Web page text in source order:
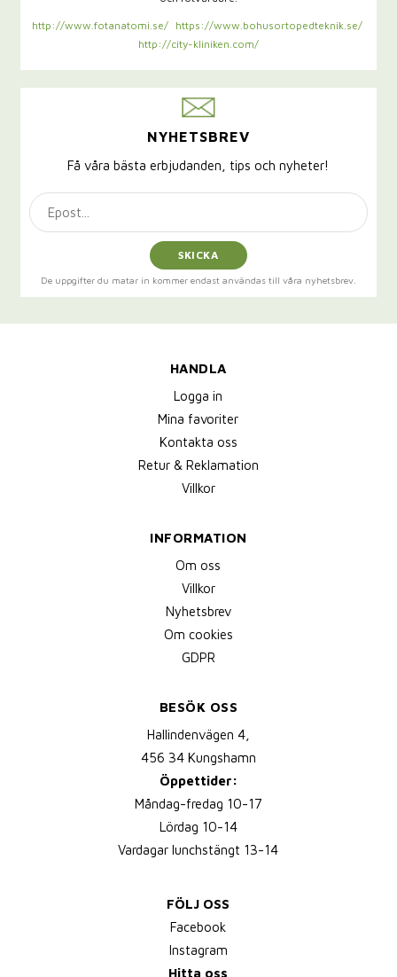
http://www.fotanatomi.se/
https://www.bohusortopedteknik.se/
http://city-kliniken.com/
NYHETSBREV
Få våra bästa erbjudanden, tips och nyheter!
SKICKA
De uppgifter du matar in kommer endast användas till våra nyhetsbrev.
HANDLA
Logga in
Mina favoriter
Kontakta oss
Retur & Reklamation
Villkor
INFORMATION
Om oss
Villkor
Nyhetsbrev
Om cookies
GDPR
BESÖK OSS
Hallindenvägen 4,
456 34 Kungshamn
Öppettider:
Måndag-fredag 10-17
Lördag 10-14
Vardagar lunchstängt 13-14
FÖLJ OSS
Facebook
Instagram
Hitta oss